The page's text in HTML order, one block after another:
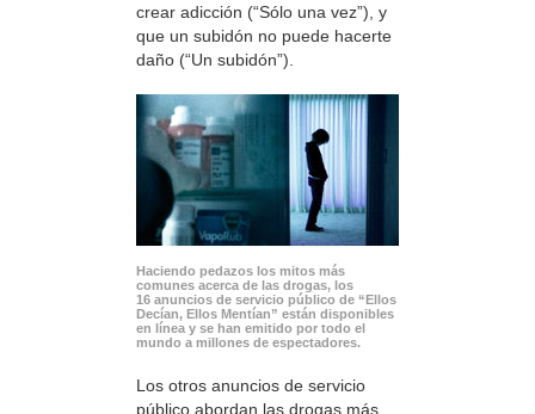
crear adicción (“Sólo una vez”), y
que un subidón no puede hacerte
daño (“Un subidón”).
Haciendo pedazos los mitos más
comunes acerca de las drogas, los
16 anuncios de servicio público de “Ellos
Decían, Ellos Mentían” están disponibles
en línea y se han emitido por todo el
mundo a millones de espectadores.
Los otros anuncios de servicio
público abordan las drogas más